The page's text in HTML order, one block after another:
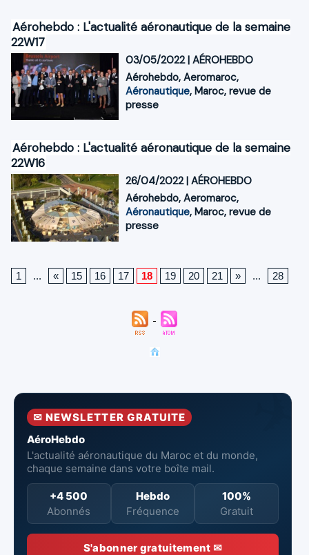
Aérohebdo : L'actualité aéronautique de la semaine
22W17
03/05/2022|AÉROHEBDO
Aérohebdo,Aeromaroc,
Aéronautique,Maroc,revue de
presse
Aérohebdo : L'actualité aéronautique de la semaine
22W16
26/04/2022|AÉROHEBDO
Aérohebdo,Aeromaroc,
Aéronautique,Maroc,revue de
presse
1 ... « 15 16 17 18 19 20 21 » ... 28
✉ NEWSLETTER GRATUITE
AéroHebdo
L'actualité aéronautique du Maroc et du monde,
chaque semaine dans votre boîte mail.
+4 500
Abonnés
Hebdo
Fréquence
100%
Gratuit
S'abonner gratuitement ✉